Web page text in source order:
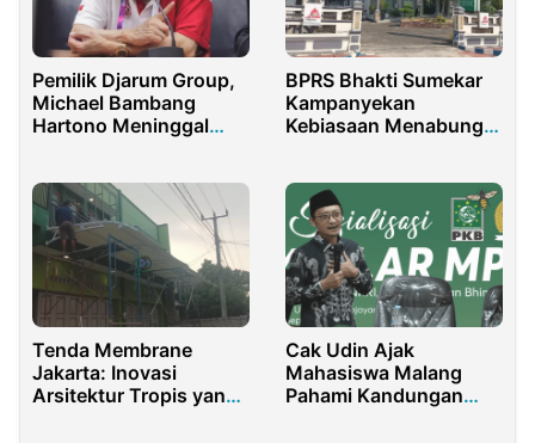
Pemilik Djarum Group,
Michael Bambang
Hartono Meninggal
BPRS Bhakti Sumekar
Kampanyekan
Kebiasaan Menabung
Tenda Membrane
Jakarta: Inovasi
Arsitektur Tropis yang
Cak Udin Ajak
Mahasiswa Malang
Pahami Kandungan